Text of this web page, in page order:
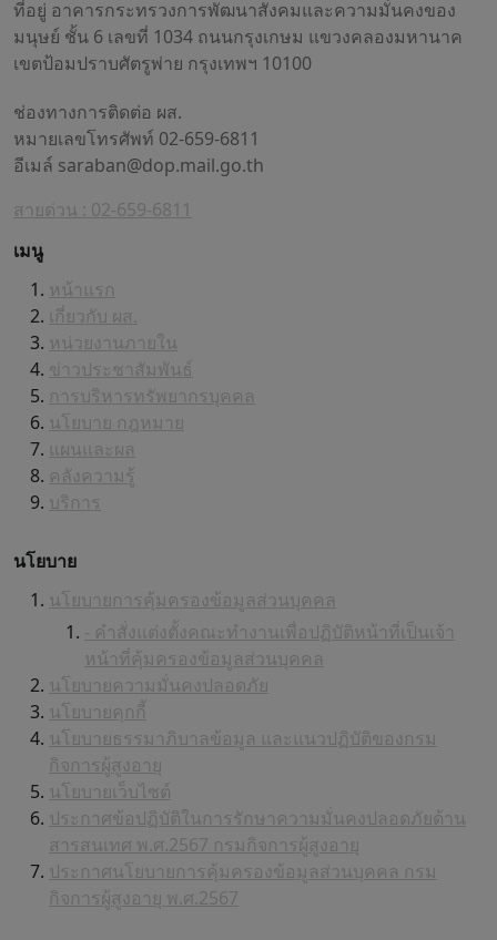
ที่อยู่ อาคารกระทรวงการพัฒนาสังคมและความมั่นคงของ
มนุษย์ ชั้น 6 เลขที่ 1034 ถนนกรุงเกษม แขวงคลองมหานาค
เขตป้อมปราบศัตรูพ่าย กรุงเทพฯ 10100
ช่องทางการติดต่อ ผส.
หมายเลขโทรศัพท์ 02-659-6811
อีเมล์ saraban@dop.mail.go.th
สายด่วน : 02-659-6811
เมนู
หน้าแรก
เกี่ยวกับ ผส.
หน่วยงานภายใน
ข่าวประชาสัมพันธ์
การบริหารทรัพยากรบุคคล
นโยบาย กฎหมาย
แผนและผล
คลังความรู้
บริการ
นโยบาย
นโยบายการคุ้มครองข้อมูลส่วนบุคคล
- คำสั่งแต่งตั้งคณะทำงานเพื่อปฏิบัติหน้าที่เป็นเจ้า
หน้าที่คุ้มครองข้อมูลส่วนบุคคล
นโยบายความมั่นคงปลอดภัย
นโยบายคุกกี้
นโยบายธรรมาภิบาลข้อมูล และแนวปฏิบัติของกรม
กิจการผู้สูงอายุ
นโยบายเว็บไซต์
ประกาศข้อปฏิบัติในการรักษาความมั่นคงปลอดภัยด้าน
สารสนเทศ พ.ศ.2567 กรมกิจการผู้สูงอายุ
ประกาศนโยบายการคุ้มครองข้อมูลส่วนบุคคล กรม
กิจการผู้สูงอายุ พ.ศ.2567